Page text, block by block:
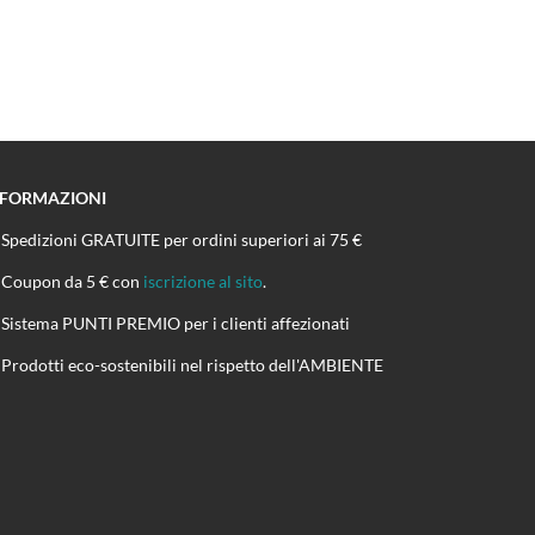
Spedizioni GRATUITE per ordini superiori ai 75 €
Coupon da 5 € con iscrizione al sito.
Sistema PUNTI PREMIO per i clienti affezionati
Prodotti eco-sostenibili nel rispetto dell'AMBIENTE